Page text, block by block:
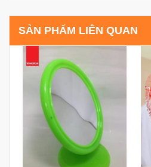
SẢN PHẨM LIÊN QUAN